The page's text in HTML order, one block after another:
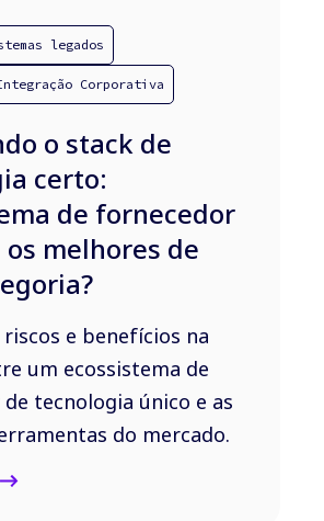
legados
Corporativa
o stack de
certo:
de fornecedor
melhores de
riscos e benefícios na
um ecossistema de
tecnologia único e as
do mercado.